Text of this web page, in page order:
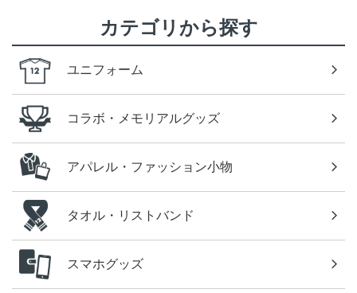
カテゴリから探す
ユニフォーム
コラボ・メモリアルグッズ
アパレル・ファッション小物
タオル・リストバンド
スマホグッズ